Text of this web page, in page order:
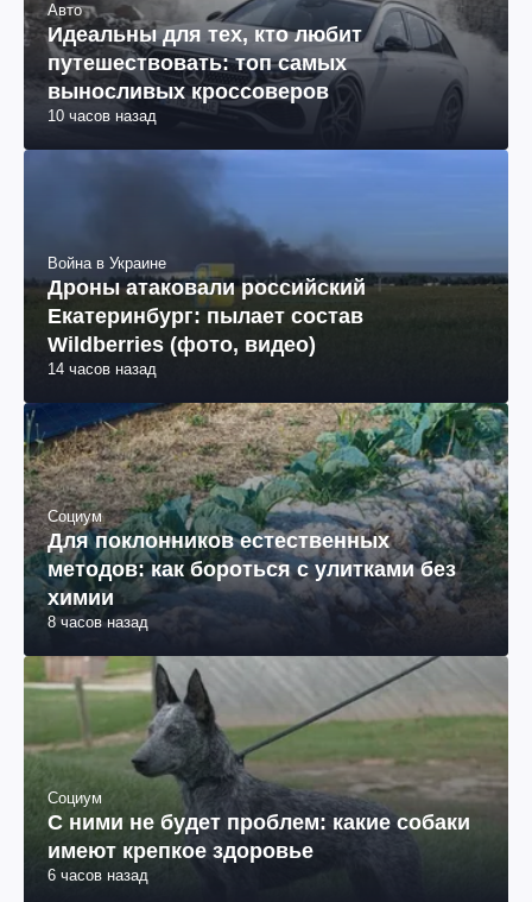
Авто
Идеальны для тех, кто любит
путешествовать: топ самых
выносливых кроссоверов
10 часов назад
Война в Украине
Дроны атаковали российский
Екатеринбург: пылает состав
Wildberries (фото, видео)
14 часов назад
Социум
Для поклонников естественных
методов: как бороться с улитками без
химии
8 часов назад
Социум
С ними не будет проблем: какие собаки
имеют крепкое здоровье
6 часов назад